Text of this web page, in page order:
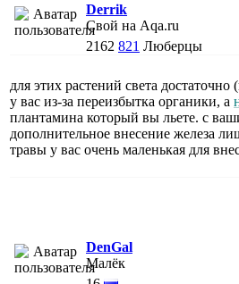
Derrik
Свой на Aqa.ru
2162 821 Люберцы
для этих растений света
у вас из-за переизбытка органики, а
плантамина который вы льете. с
дополнительное внесение железа
травы у вас очень маленькая для
DenGal
Малёк